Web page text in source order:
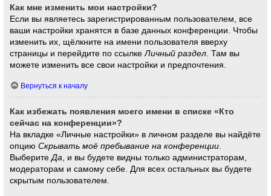
Как мне изменить мои настройки?
Если вы являетесь зарегистрированным пользователем, все
ваши настройки хранятся в базе данных конференции. Чтобы
изменить их, щёлкните на имени пользователя вверху
страницы и перейдите по ссылкеЛичный раздел . Там вы
можете изменить все свои настройки и предпочтения.
Вернуться к началу
Как избежать появления моего имени в списке «Кто
сейчас на конференции»?
На вкладке «Личные настройки» в личном разделе вы найдёте
опциюСкрывать моё пребывание на конференции.
ВыберитеДа, и вы будете видны только администраторам,
модераторам и самому себе. Для всех остальных вы будете
скрытым пользователем.